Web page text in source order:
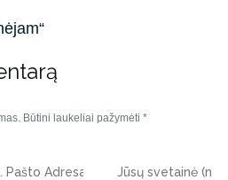
Būtini laukeliai pažymėti *